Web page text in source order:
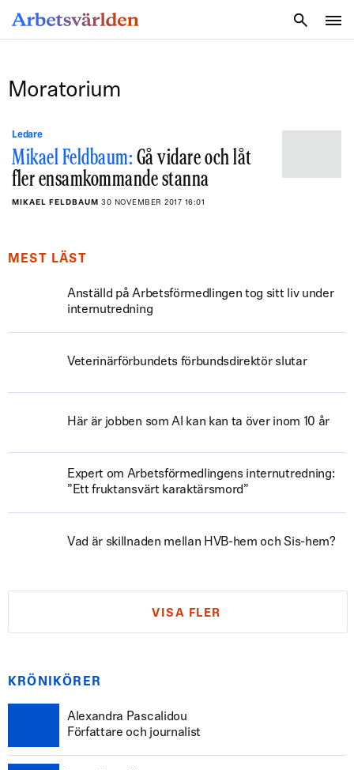
Moratorium
Ledare
Mikael Feldbaum:Gå vidare och låt
fler ensamkommande stanna
MIKAEL FELDBAUM 30 NOVEMBER 2017 16:01
MEST LÄST
Anställd på Arbetsförmedlingen tog sitt liv under
internutredning
Veterinärförbundets förbundsdirektör slutar
Här är jobben som AI kan kan ta över inom 10 år
Expert om Arbetsförmedlingens internutredning:
”Ett fruktansvärt karaktärsmord”
Vad är skillnaden mellan HVB-hem och Sis-hem?
VISA FLER
KRÖNIKÖRER
Alexandra Pascalidou
Författare och journalist